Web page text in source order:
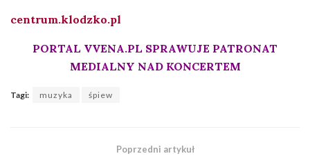
centrum.klodzko.pl
PORTAL VVENA.PL SPRAWUJE PATRONAT
MEDIALNY NAD KONCERTEM
Tagi: muzyka śpiew
Poprzedni artykuł